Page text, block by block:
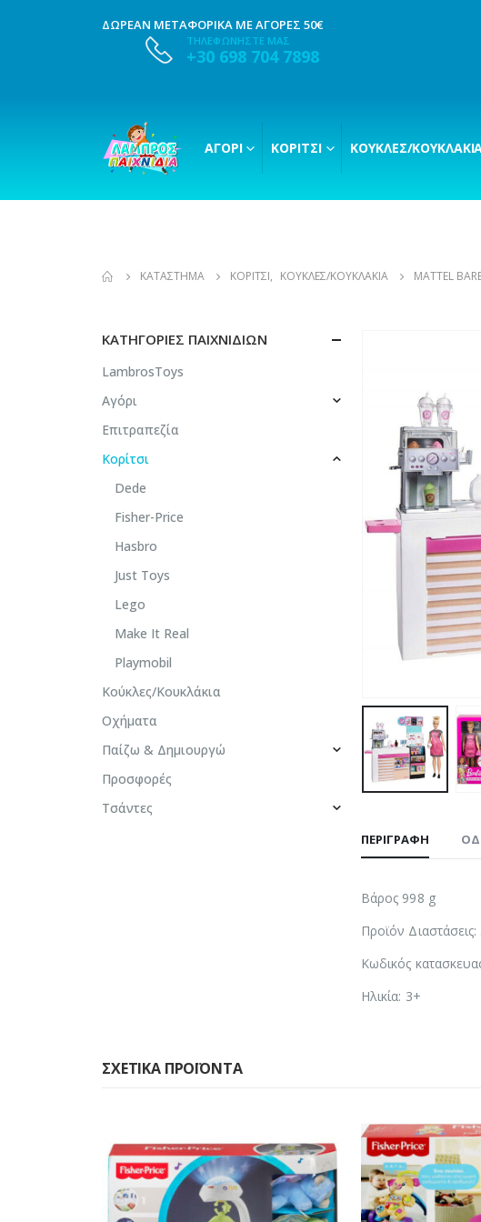
ΔΩΡΕΑΝ ΜΕΤΑΦΟΡΙΚΑ ΜΕ ΑΓΟΡΕΣ 50€
ΤΗΛΕΦΩΝΗΣΤΕ ΜΑΣ
+30 698 704 7898
ΑΓΌΡΙ ΚΟΡΊΤΣΙ ΚΟΎΚΛΕΣ/
ΚΑΤΆΣΤΗΜΑ ΚΟΡΊΤΣΙ, ΚΟΎΚΛΕΣ/ΚΟΥΚΛΆΚΙΑ MATTEL
ΠΕΡΙΓΡΑΦΉ
Βάρος 998 g
Προϊόν
Κωδικός
Ηλικία: 3+
ΚΑΤΗΓΟΡΊΕΣ ΠΑΙΧΝΙΔΙΏΝ
LambrosToys
Αγόρι
Επιτραπεζία
Κορίτσι
Dede
Fisher-Price
Hasbro
Just Toys
Lego
Make It Real
Playmobil
Κούκλες/Κουκλάκια
Οχήματα
Παίζω & Δημιουργώ
Προσφορές
Τσάντες
ΣΧΕΤΙΚΆ ΠΡΟΪΌΝΤΑ